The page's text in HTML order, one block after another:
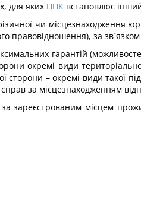
для яких ЦПК встановлює
чи місцезнаходження
правовідношення), за
гарантій
окремі види
– окремі види такої
за місцезнаходженням
зареєстрованим місцем